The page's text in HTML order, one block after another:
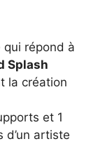
qui répond à
Splash
la création
et 1
artiste